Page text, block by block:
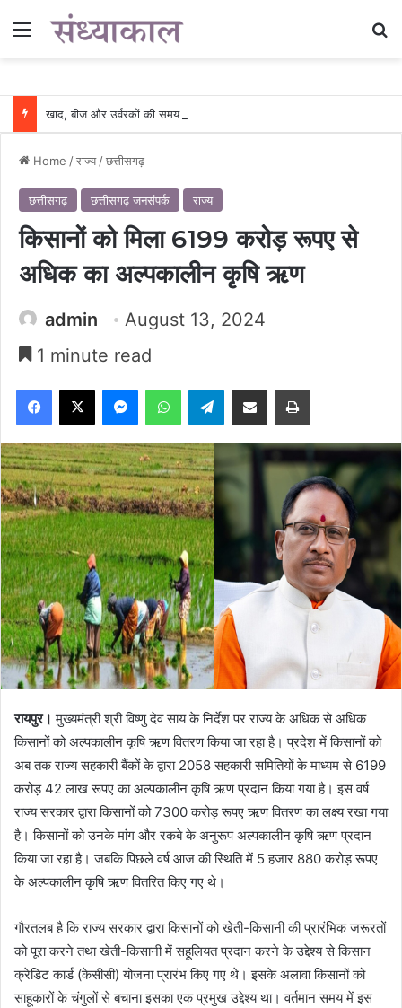
Menu
Home /राज्य /छत्तीसगढ़
छत्तीसगढ़ छत्तीसगढ़ जनसंपर्क राज्य
किसानों को मिला 6199 करोड़ रूपए से
अधिक का अल्पकालीन कृषि ऋण
admin
August 13, 2024
1 minute read
Facebook
X MessengerWhatsAppTelegramShare via Email Print
रायपुर। मुख्यमंत्री श्री विष्णु देव साय के निर्देश पर राज्य के अधिक से अधिक
किसानों को अल्पकालीन कृषि ऋण वितरण किया जा रहा है। प्रदेश में किसानों को
अब तक राज्य सहकारी बैंकों के द्वारा 2058 सहकारी समितियों के माध्यम से 6199
करोड़ 42 लाख रूपए का अल्पकालीन कृषि ऋण प्रदान किया गया है। इस वर्ष
राज्य सरकार द्वारा किसानों को 7300 करोड़ रूपए ऋण वितरण का लक्ष्य रखा गया
है। किसानों को उनके मांग और रकबे के अनुरूप अल्पकालीन कृषि ऋण प्रदान
किया जा रहा है। जबकि पिछले वर्ष आज की स्थिति में 5 हजार 880 करोड़ रूपए
के अल्पकालीन कृषि ऋण वितरित किए गए थे।
गौरतलब है कि राज्य सरकार द्वारा किसानों को खेती-किसानी की प्रारंभिक जरूरतों
को पूरा करने तथा खेती-किसानी में सहूलियत प्रदान करने के उद्देश्य से किसान
क्रेडिट कार्ड (केसीसी) योजना प्रारंभ किए गए थे। इसके अलावा किसानों को
साहूकारों के चंगुलों से बचाना इसका एक प्रमुख उद्देश्य था। वर्तमान समय में इस